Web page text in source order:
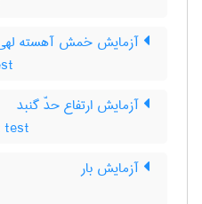
آزمایش خمش آهسته
آزمایش ارتفاع حدّ گنبد
test
آزمایش بار